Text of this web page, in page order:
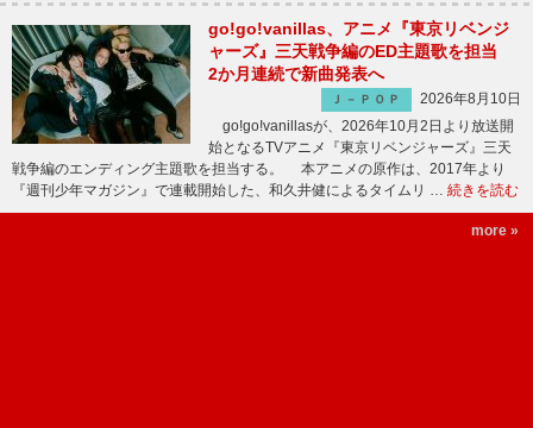
go!go!vanillas、アニメ『東京リベンジ
ャーズ』三天戦争編のED主題歌を担当
2か月連続で新曲発表へ
Ｊ－ＰＯＰ
2026年8月10日
go!go!vanillasが、2026年10月2日より放送開
始となるTVアニメ『東京リベンジャーズ』三天
戦争編のエンディング主題歌を担当する。 本アニメの原作は、2017年より
『週刊少年マガジン』で連載開始した、和久井健によるタイムリ … 続きを読む
more »